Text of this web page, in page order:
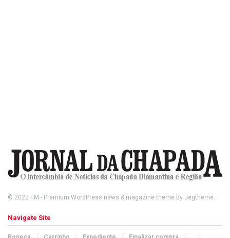
© 2022 FM - Premium WordPress news & magazine theme by Jegtheme.
Navigate Site